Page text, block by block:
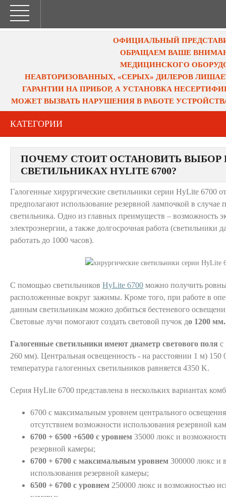
ОФИЦИАЛЬНЫЙ
ОБРАЩАЕМ ВАШЕ
МЕДИЦИНСКОГО
НЕАВТОРИЗОВАННЫХ, «СЕРЫХ» ДИЛЕРОВ
ГАРАНТИИ НА ПРИБОР, А УСТАНОВКА
МОЖЕТ ВЫЗВАТЬ НАРУШЕНИЯ В РАБОТЕ
КАТЕГОРИИ
ПОЧЕМУ СТОИТ ОСТАНОВИТЬ ВЫБОР
СВЕТИЛЬНИКАХ HYLITE 6700?
Галогенные хирургические светильники серии HyLite 6700
предполагают использование резервной лампочкой в случае
светильника. Одно из главных преимуществ – возможность
электроэнергии, а также долгосрочная работа (светильники
работать до 1000 часов).
С помощью светильников HyLite 6700 можно получить
расположенные вокруг зажимы. Кроме того, при работе в
данным светильникам можно добиться бестеневого
Световые лучи помогают создать световой пучок до 1200 мм.
Галогенные светильники имеют диаметр светового поля с
260 мм). Центральная освещенность - на расстоянии 1 м) 150
температура галогенных светильников равняется 4350 K.
Серия HyLite 6700 представлена в нескольких вариантах
6700 с максимальным уровнем центрального
отсутствием возможности использования резервной
6700 + 6500 +6500 с уровнем 35000 люкс и
резервной камеры;
6700 + 6700 с максимальным уровнем 300000 люкс и
использования резервной камеры;
6500 + 6700 с уровнем 250000 люкс и возможностью